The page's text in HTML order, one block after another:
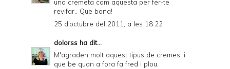
una cremeta com aquesta per fer-te
revifar.. Que bona!
25 d’octubre del 2011, a les 18:22
dolorss ha dit...
M'agraden molt aquest tipus de cremes, i
que be quan a fora fa fred i plou.